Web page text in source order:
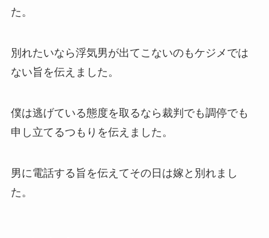
た。
別れたいなら浮気男が出てこないのもケジメでは
ない旨を伝えました。
僕は逃げている態度を取るなら裁判でも調停でも
申し立てるつもりを伝えました。
男に電話する旨を伝えてその日は嫁と別れまし
た。